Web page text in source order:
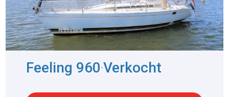
Feeling 960-Verkocht